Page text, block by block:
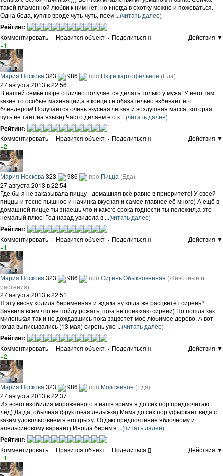
такой пламенной любви к ним нет, но иногда в охотку можно и пожеваться.
Одна беда, куплю вроде чуть-чуть, поем ...(читать далее)
Рейтинг:
Комментировать · Нравится объект · Поделиться
Действия ▼
+1
Мария Носкова 323 986 про Пюре картофельное (Еда)
27 августа 2013 в 22:56
В нашей семье пюре отлично получается делать только у мужа! У него там
какие то особые махинации,а в конце он обязательно взбивает его
блендером! Получается очень вкусная лёгкая и воздушная масса, которая
чуть не тает на языке) Часто делаем его к ...(читать далее)
Рейтинг:
Комментировать · Нравится объект · Поделиться
Действия ▼
+2
Мария Носкова323 986 про Пицца (Еда)
27 августа 2013 в 22:54
Где бы я не заказывала пиццу - домашняя всё равно в приоритете! У своей
пиццы и тесно пышное и начинка вкусная и самое главное её много) А ещё в
домашней пицце ты знаешь что и какого срока годности ты положил,а это
немалый плюс! Год назад увидела в ...(читать далее)
Рейтинг:
Комментировать · Нравится объект · Поделиться
Действия ▼
+1
Мария Носкова 323 986 про Сирень Обыкновенная (Животные и
растения)
27 августа 2013 в 22:51
Я эту весну ходила беременная и ждала ну когда же расцветёт сирень?
Заявила всем что не пойду рожать, пока не понюхаю сирени) Но пошла как
миленькая так и не дождавшись пока зацветёт моё любимое дерево. А вот
когда выписывались (13 мая) сирень уже ...(читать далее)
Рейтинг:
Комментировать · Нравится объект · Поделиться
Действия ▼
+2
Мария Носкова 323 986 про Мороженое (Еда)
27 августа 2013 в 22:37
Из всего изобилия мороженного в наше время я до сих пор предпочитаю
лёд) Да да, обычная фруктовая ледыжка) Мама до сих пор уфыркает видя с
каким удовольствием я его грызу. Отдаю предпочтение яблочному и
апельсиновому вариант) Иногда берём в ...(читать далее)
Рейтинг:
Комментировать · Нравится объект · Поделиться
Действия ▼
+1